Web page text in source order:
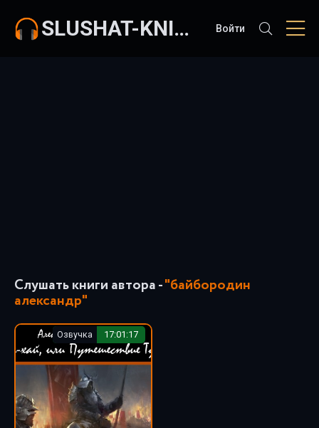
SLUSHAT-KNIGI.COM Войти
Слушать книги автора -"байбородин
александр"
Озвучка 17:01:17